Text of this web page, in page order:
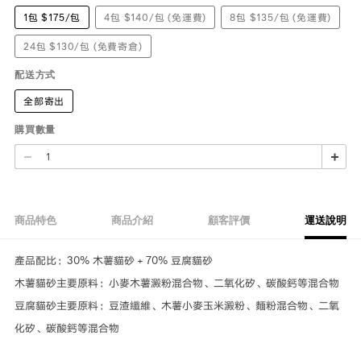
1包 $175/包
4包 $140/包 (免運費) 8包 $135/包 (免運費)
24包 $130/包 (免費寄倉)
配送方式
全部寄出
購買數量
商品特色 商品介紹 顧客評價 運送說明
產品配比：30% 木薯貓砂 + 70% 豆腐貓砂
木薯貓砂主要原料：小麥木薯澱粉混合物、二氧化矽、碳酸鈣等混合物
豆腐貓砂主要原料：豆渣纖維、木薯小麥玉米澱粉、麵粉混合物、二氧
化矽、碳酸鈣等混合物